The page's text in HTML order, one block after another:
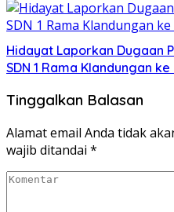
Hidayat Laporkan Dugaan
SDN 1 Rama Klandungan
Tinggalkan Balasan
Alamat email Anda tidak
wajib ditandai *